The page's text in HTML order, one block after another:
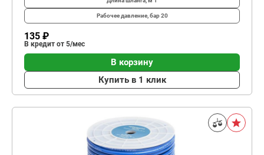
Рабочее давление, бар20
135 ₽
В кредит от 5/мес
В корзину
Купить в 1 клик